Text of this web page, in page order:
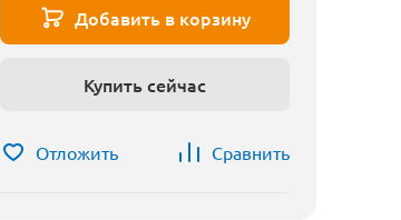
Добавить в корзину
Купить сейчас
Отложить Сравнить